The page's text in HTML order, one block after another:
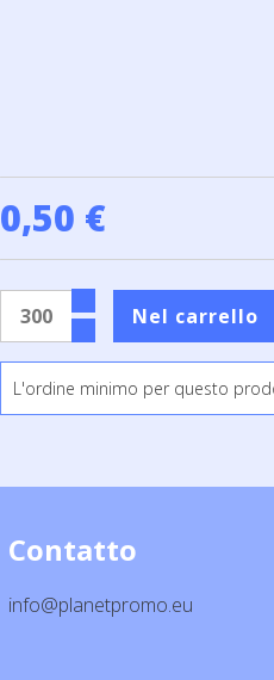
0,50 €
L'ordine minimo per questo
Contatto
info@planetpromo.eu